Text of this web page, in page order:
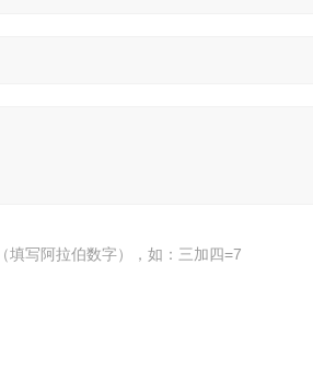
填写阿拉伯数字），如：三加四=7